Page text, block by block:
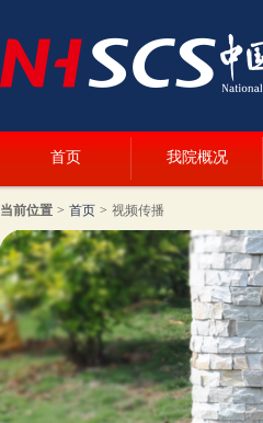
首页 我院概况
当前位置 > 首页 > 视频传播